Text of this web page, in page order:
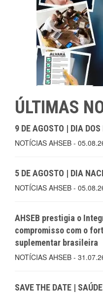
ÚLTIMAS
9 DE AGOSTO | DIA DOS
NOTÍCIAS AHSEB -
5 DE AGOSTO | DIA
NOTÍCIAS AHSEB -
AHSEB prestigia o
compromisso com o
suplementar brasileira
NOTÍCIAS AHSEB -
SAVE THE DATE |